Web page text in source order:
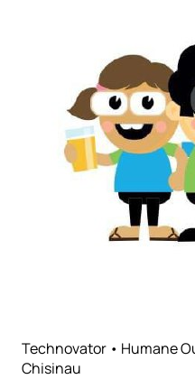
Technovator • Humane
Chisinau